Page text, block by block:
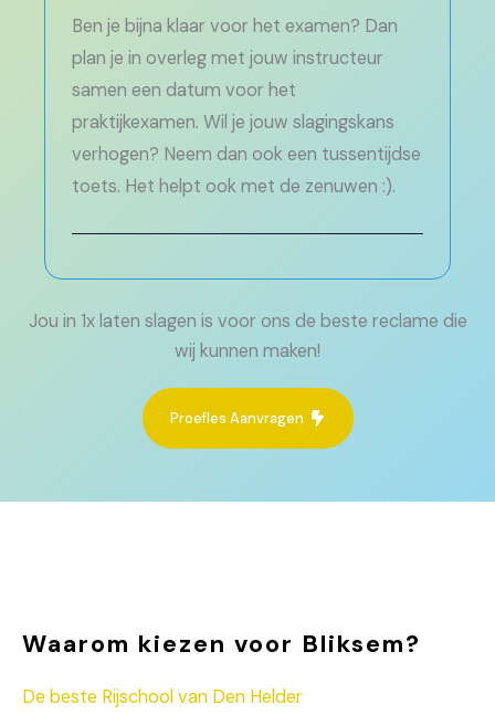
Ben je bijna klaar voor het examen? Dan
plan je in overleg met jouw instructeur
samen een datum voor het
praktijkexamen. Wil je jouw slagingskans
verhogen? Neem dan ook een tussentijdse
toets. Het helpt ook met de zenuwen :).
Jou in 1x laten slagen is voor ons de beste reclame die
wij kunnen maken!
Proefles Aanvragen
Waarom kiezen voor Bliksem?
De beste Rijschool van Den Helder